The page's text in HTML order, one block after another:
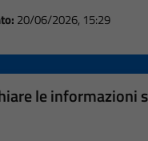
20/06/2026, 15:29
le informazioni